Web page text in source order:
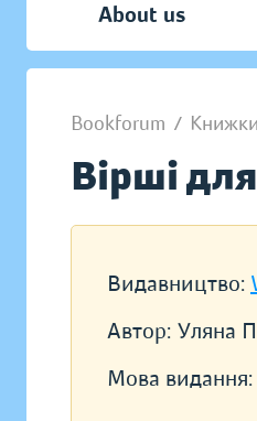
About us
Bookforum / Книжки
Вірші
Видавництво:
Автор: Уляна
Мова видання: